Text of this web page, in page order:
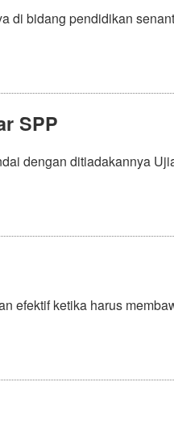
di bidang pendidikan
SPP
dengan ditiadakannya
efektif ketika harus